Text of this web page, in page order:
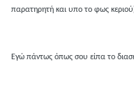
παρατηρητή και υπο το φως
Εγώ πάντως όπως σου είπα το